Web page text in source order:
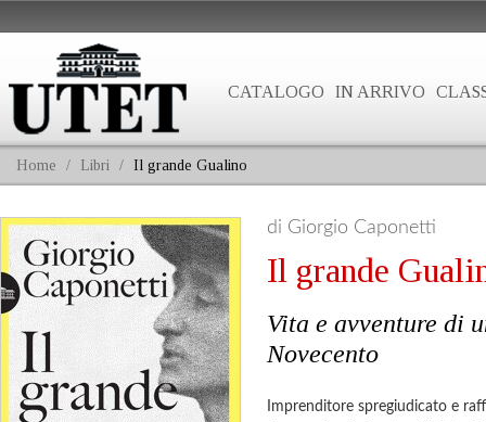
CATALOGO IN ARRIVO
Home / Libri / Il grande Gualino
di Giorgio Caponetti
Il grande
Vita e avventure di
Novecento
Imprenditore spregiudicato e